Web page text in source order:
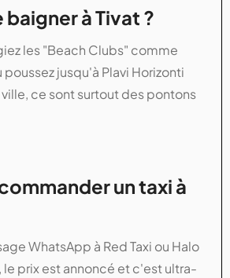
à Tivat ?
les "Beach Clubs" comme
poussez jusqu'à Plavi Horizonti
ce sont surtout des pontons
un taxi à
WhatsApp à Red Taxi ou Halo
le prix est annoncé et c'est ultra-